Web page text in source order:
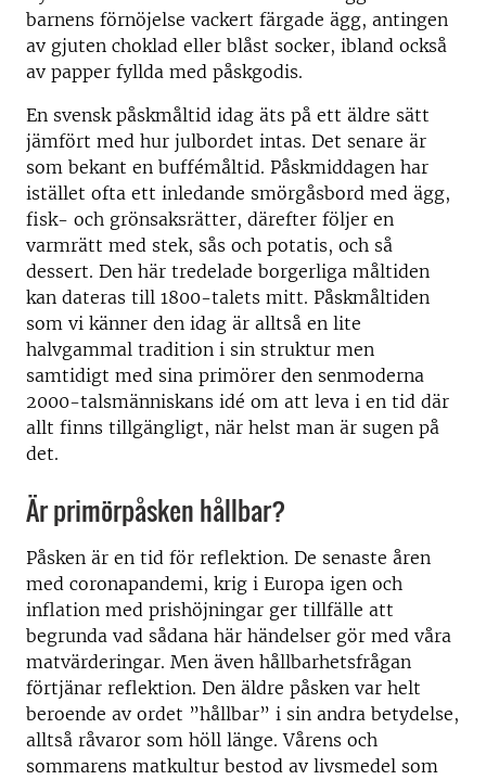
barnens förnöjelse vackert färgade ägg, antingen
av gjuten choklad eller blåst socker, ibland också
av papper fyllda med påskgodis.
En svensk påskmåltid idag äts på ett äldre sätt
jämfört med hur julbordet intas. Det senare är
som bekant en buffémåltid. Påskmiddagen har
istället ofta ett inledande smörgåsbord med ägg,
fisk- och grönsaksrätter, därefter följer en
varmrätt med stek, sås och potatis, och så
dessert. Den här tredelade borgerliga måltiden
kan dateras till 1800-talets mitt. Påskmåltiden
som vi känner den idag är alltså en lite
halvgammal tradition i sin struktur men
samtidigt med sina primörer den senmoderna
2000-talsmänniskans idé om att leva i en tid där
allt finns tillgängligt, när helst man är sugen på
det.
Är primörpåsken hållbar?
Påsken är en tid för reflektion. De senaste åren
med coronapandemi, krig i Europa igen och
inflation med prishöjningar ger tillfälle att
begrunda vad sådana här händelser gör med våra
matvärderingar. Men även hållbarhetsfrågan
förtjänar reflektion. Den äldre påsken var helt
beroende av ordet ”hållbar” i sin andra betydelse,
alltså råvaror som höll länge. Vårens och
sommarens matkultur bestod av livsmedel som